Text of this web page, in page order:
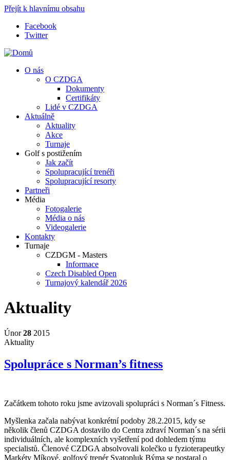
Přejít k hlavnímu obsahu
Facebook
Twitter
O nás
O CZDGA
Dokumenty
Certifikáty
Lidé v CZDGA
Aktuálně
Aktuality
Akce
Turnaje
Golf s postižením
Jak začít
Spolupracující trenéři
Spolupracující resorty
Partneři
Média
Fotogalerie
Média o nás
Videogalerie
Kontakty
Turnaje
CZDGM - Masters
Informace
Czech Disabled Open
Turnajový kalendář 2026
Aktuality
Únor28 2015
Aktuality
Spolupráce s Norman’s fitness
Začátkem tohoto roku jsme avizovali spolupráci s Norman´s Fitness.
Myšlenka začala nabývat konkrétní podoby 28.2.2015, kdy se
několik členů CZDGA dostavilo do Centra zdraví Norman´s na sérii
individuálních, ale komplexních vyšetření pod dohledem týmu
specialistů. Členové CZDGA absolvovali kolečko u fyzioterapeutky
Markéty Míkové, golfový trenér Svatopluk Býma se postaral o